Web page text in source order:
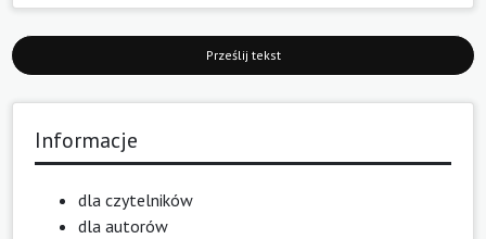
Prześlij tekst
Informacje
dla czytelników
dla autorów